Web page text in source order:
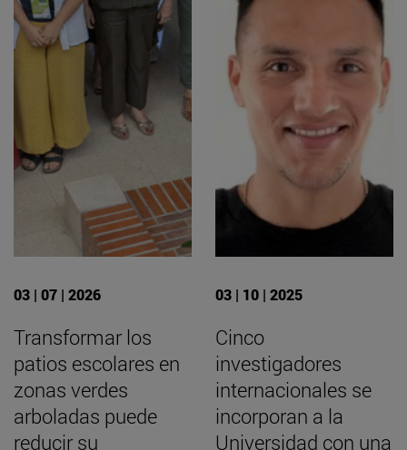
03 | 07 | 2026
Transformar los
patios escolares en
zonas verdes
arboladas puede
reducir su
03 | 10 | 2025
Cinco
investigadores
internacionales se
incorporan a la
Universidad con una